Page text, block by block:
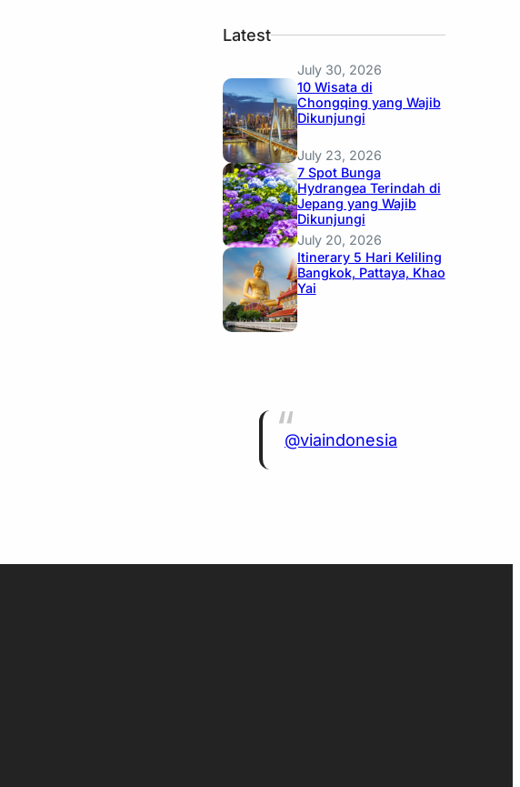
Latest
July 30, 2026
10 Wisata di
Chongqing yang Wajib
Dikunjungi
July 23, 2026
7 Spot Bunga
Hydrangea Terindah di
Jepang yang Wajib
Dikunjungi
July 20, 2026
Itinerary 5 Hari Keliling
Bangkok, Pattaya, Khao
Yai
@viaindonesia